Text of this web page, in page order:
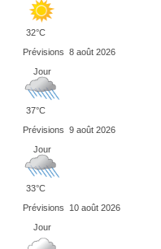
32°C
Prévisions 8 août 2026
Jour
37°C
Prévisions 9 août 2026
Jour
33°C
Prévisions
10 août 2026
Jour